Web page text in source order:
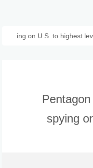
Pentagon raised threat of Israeli spying on
spying